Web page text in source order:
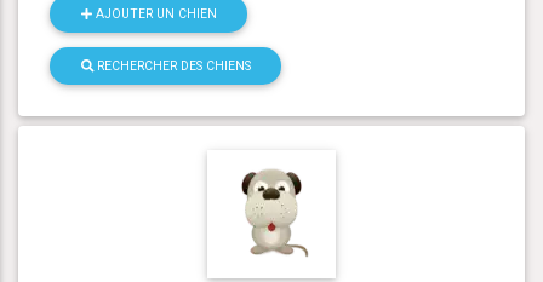
AJOUTER UN CHIEN
RECHERCHER DES CHIENS